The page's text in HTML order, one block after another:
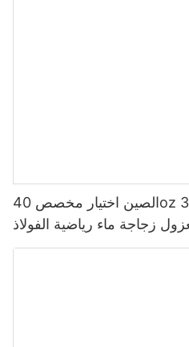
الصين اختيار مخصص 40oz 32oz واسعة الفم جدار
زجاجة ماء رياضية الفولاذ
المقاوم للصدأ مع غطاء صنبور